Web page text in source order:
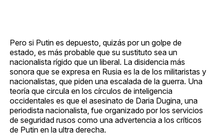
Pero si Putin es depuesto, quizás por un golpe de
estado, es más probable que su sustituto sea un
nacionalista rígido que un liberal. La disidencia más
sonora que se expresa en Rusia es la de los militaristas y
nacionalistas, que piden una escalada de la guerra. Una
teoría que circula en los círculos de inteligencia
occidentales es que el asesinato de Daria Dugina, una
periodista nacionalista, fue organizado por los servicios
de seguridad rusos como una advertencia a los críticos
de Putin en la ultra derecha.